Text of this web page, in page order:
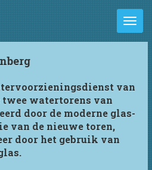
van
twee watertorens van
door de moderne glas-
van de nieuwe toren,
door het gebruik van